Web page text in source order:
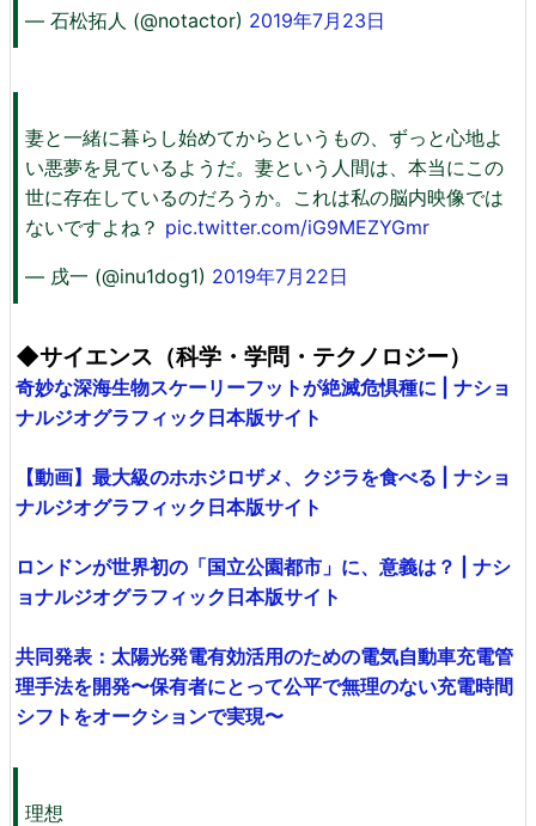
— 石松拓人 (@notactor) 2019年7月23日
妻と一緒に暮らし始めてからというもの、ずっと心地よ
い悪夢を見ているようだ。妻という人間は、本当にこの
世に存在しているのだろうか。これは私の脳内映像では
ないですよね？ pic.twitter.com/iG9MEZYGmr
— 戌一 (@inu1dog1) 2019年7月22日
◆サイエンス（科学・学問・テクノロジー）
奇妙な深海生物スケーリーフットが絶滅危惧種に | ナショ
ナルジオグラフィック日本版サイト
【動画】最大級のホホジロザメ、クジラを食べる | ナショ
ナルジオグラフィック日本版サイト
ロンドンが世界初の「国立公園都市」に、意義は？ | ナシ
ョナルジオグラフィック日本版サイト
共同発表：太陽光発電有効活用のための電気自動車充電管
理手法を開発〜保有者にとって公平で無理のない充電時間
シフトをオークションで実現〜
理想